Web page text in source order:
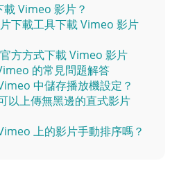
Vimeo 影片？
下載工具下載 Vimeo 影片
方方式下載 Vimeo 影片
的常見問題解答
中儲存播放機設定？
以上傳無黑邊的直式影片
上的影片手動排序嗎？